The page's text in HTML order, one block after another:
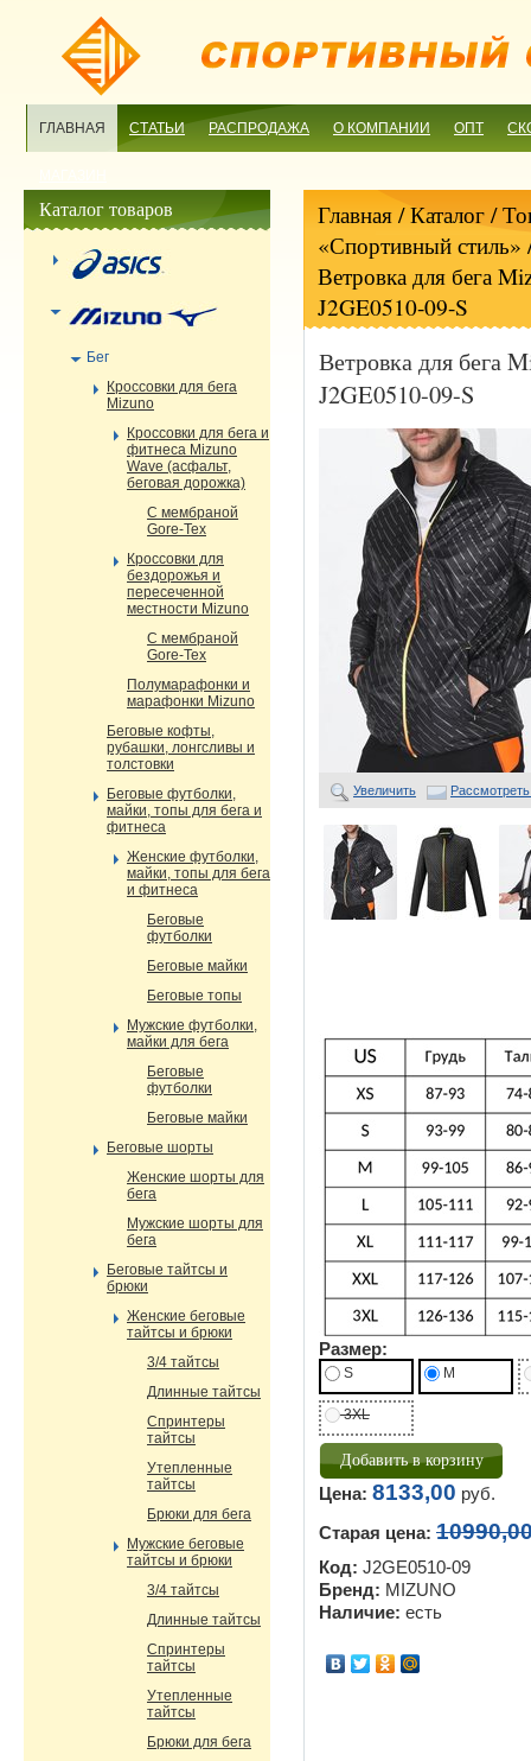
ГЛАВНАЯ СТАТЬИ РАСПРОДАЖА О КОМПАНИИ ОПТ
Главная/ Каталог /
«Спортивный стиль»
Ветровка для бега
J2GE0510-09-S
Ветровка для бега
J2GE0510-09-S
Увеличить
Размер:
S M
3XL
Цена: 8133,00 руб.
Старая цена:
Код: J2GE0510-09
Бренд: MIZUNO
Наличие: есть
Каталог товаров
Бег
Кроссовки для бега
Mizuno
Кроссовки для бега и
фитнеса Mizuno
Wave (асфальт,
беговая дорожка)
С мембраной
Gore-Tex
Кроссовки для
бездорожья и
пересеченной
местности Mizuno
С мембраной
Gore-Tex
Полумарафонки и
марафонки Mizuno
Беговые кофты,
рубашки, лонгсливы и
толстовки
Беговые футболки,
майки, топы для бега и
фитнеса
Женские футболки,
майки, топы для бега
и фитнеса
Беговые
футболки
Беговые майки
Беговые топы
Мужские футболки,
майки для бега
Беговые
футболки
Беговые майки
Беговые шорты
Женские шорты для
бега
Мужские шорты для
бега
Беговые тайтсы и
брюки
Женские беговые
тайтсы и брюки
3/4 тайтсы
Длинные тайтсы
Спринтеры
тайтсы
Утепленные
тайтсы
Брюки для бега
Мужские беговые
тайтсы и брюки
3/4 тайтсы
Длинные тайтсы
Спринтеры
тайтсы
Утепленные
тайтсы
Брюки для бега